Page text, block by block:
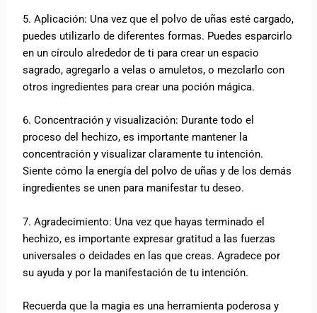
5. Aplicación: Una vez que el polvo de uñas esté cargado,
puedes utilizarlo de diferentes formas. Puedes esparcirlo
en un círculo alrededor de ti para crear un espacio
sagrado, agregarlo a velas o amuletos, o mezclarlo con
otros ingredientes para crear una poción mágica.
6. Concentración y visualización: Durante todo el
proceso del hechizo, es importante mantener la
concentración y visualizar claramente tu intención.
Siente cómo la energía del polvo de uñas y de los demás
ingredientes se unen para manifestar tu deseo.
7. Agradecimiento: Una vez que hayas terminado el
hechizo, es importante expresar gratitud a las fuerzas
universales o deidades en las que creas. Agradece por
su ayuda y por la manifestación de tu intención.
Recuerda que la magia es una herramienta poderosa y